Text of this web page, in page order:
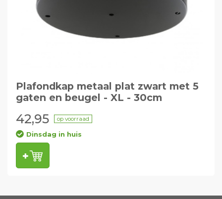
Plafondkap metaal plat zwart met 5
gaten en beugel - XL - 30cm
42,95 op voorraad
Dinsdag in huis